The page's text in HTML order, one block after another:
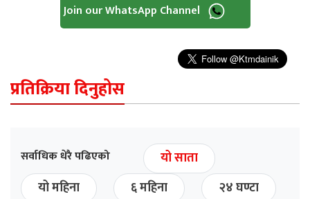
Join our WhatsApp Channel
प्रतिक्रिया दिनुहोस
सर्वाधिक धेरै पढिएको
यो साता
यो महिना
६ महिना २४ घण्टा